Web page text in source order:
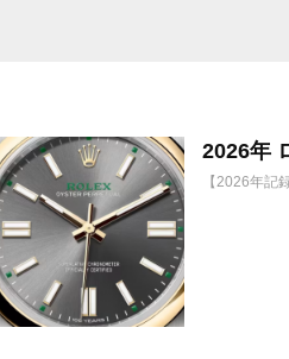
2026年
【2026年記